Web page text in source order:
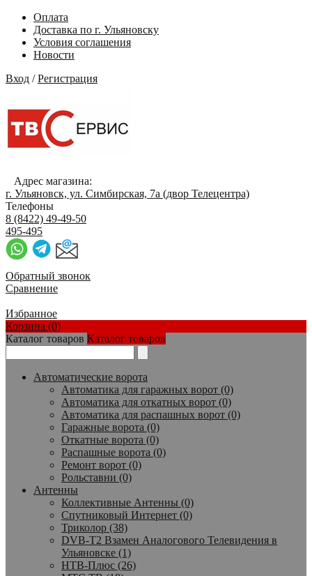
Оплата
Доставка по г. Ульяновску
Условия соглашения
Новости
Вход /Регистрация
Адрес магазина:
г. Ульяновск, ул. Симбирская, 7а (двор Телецентра)
Телефоны
8 (8422) 49-49-50
495-495
Обратный звонок
Сравнение
Избранное
Корзина (0)
Каталог товаров Каталог товаров
Автоматические ворота
Автоматика для гаражных ворот (0)
Автоматика для откатных ворот (0)
Автоматика для распашных ворот (0)
Гаражные ворота (0)
Откатные ворота (0)
Распашные ворота (0)
Ремонт ворот (0)
Рольставни (0)
Антенны
Коллективные Антенны (0)
Спутниковый Интернет (0)
Триколор (38)
DVB-T2 Взамен Аналогового Телевидения в
Ульяновске (1)
НТВ-Плюс (26)